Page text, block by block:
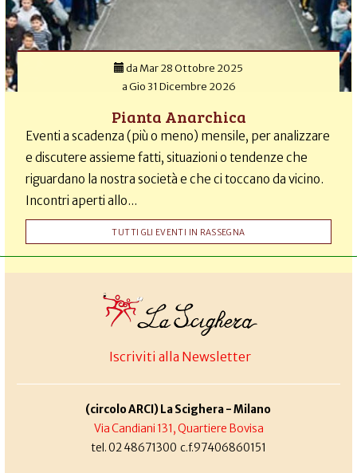
da Mar 28 Ottobre 2025
aGio 31 Dicembre 2026
Pianta Anarchica
Eventi a scadenza (più o meno) mensile, per analizzare
e discutere assieme fatti, situazioni o tendenze che
riguardano la nostra società e che ci toccano da vicino.
Incontri aperti allo...
TUTTI GLI EVENTI IN RASSEGNA
Iscriviti alla Newsletter
(circolo ARCI) La Scighera - Milano
Via Candiani 131, Quartiere Bovisa
tel. 02 48671300 c.f.97406860151